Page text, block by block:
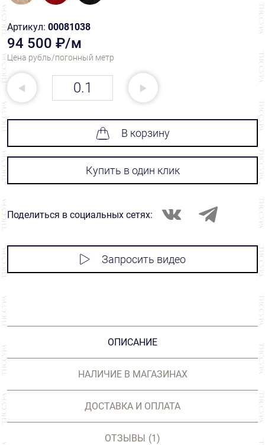
Артикул: 00081038
94 500 ₽/м
Цена рубль/погонный метр
В корзину
Купить в один клик
Поделиться в социальных сетях:
Запросить видео
ОПИСАНИЕ
НАЛИЧИЕ В МАГАЗИНАХ
ДОСТАВКА И ОПЛАТА
ОТЗЫВЫ (1)